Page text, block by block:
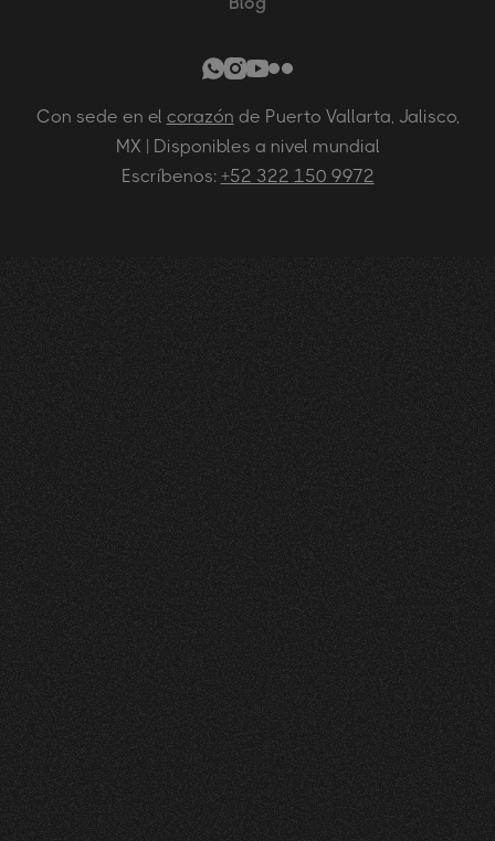
Con sede en el corazón de Puerto Vallarta, Jalisco,
MX | Disponibles a nivel mundial
Escríbenos: +52 322 150 9972